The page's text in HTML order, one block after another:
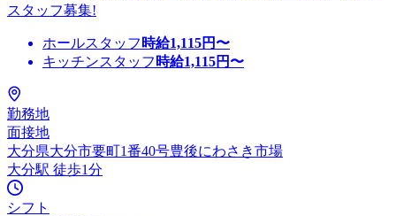
スタッフ募集!
ホールスタッフ 時給1,115円〜
キッチンスタッフ 時給1,115円〜
勤務地
面接地
大分県大分市要町1番40号豊後にわさき市場
大分駅 徒歩1分
シフト